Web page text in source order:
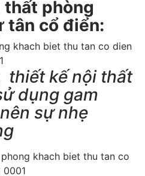
thất phòng
tân cổ điển:
thiết kế nội thất
dụng gam
sự nhẹ